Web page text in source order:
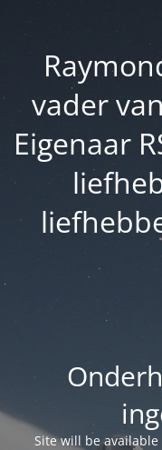
vader
Eigenaar
Site will be